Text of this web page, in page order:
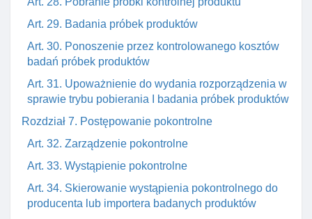
Art. 29. Badania próbek produktów
Art. 30. Ponoszenie przez kontrolowanego kosztów
badań próbek produktów
Art. 31. Upoważnienie do wydania rozporządzenia w
sprawie trybu pobierania I badania próbek produktów
Rozdział 7. Postępowanie pokontrolne
Art. 32. Zarządzenie pokontrolne
Art. 33. Wystąpienie pokontrolne
Art. 34. Skierowanie wystąpienia pokontrolnego do
producenta lub importera badanych produktów